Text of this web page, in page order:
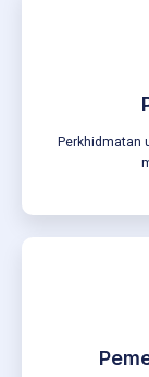
Perkhidmatan